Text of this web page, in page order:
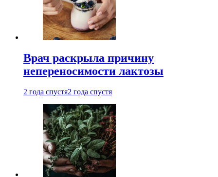
Врач раскрыла причину
непереносимости лактозы
2 года спустя2 года спустя